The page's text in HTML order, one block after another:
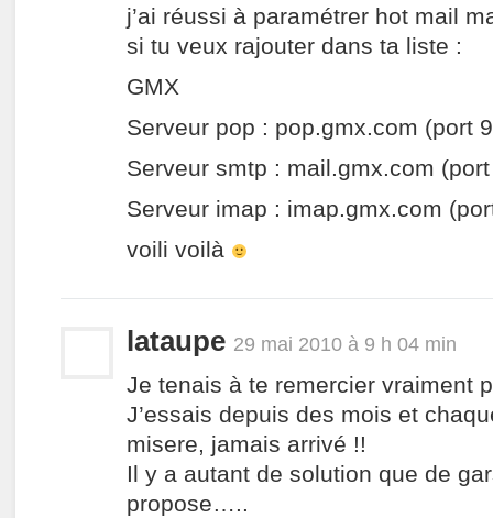
j’ai réussi à paramétrer hot mail
si tu veux rajouter dans ta liste :
GMX
Serveur pop : pop.gmx.com (port
Serveur smtp : mail.gmx.com
Serveur imap : imap.gmx.com
voili voilà
lataupe 29 mai 2010 à 9 h 04 min
Je tenais à te remercier vraiment
J’essais depuis des mois et
misere, jamais arrivé !!
Il y a autant de solution que de
propose…..